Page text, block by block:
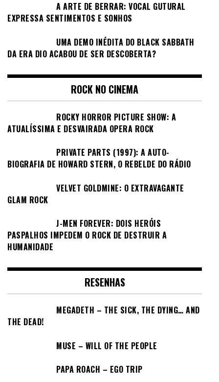
A ARTE DE BERRAR: VOCAL GUTURAL
EXPRESSA SENTIMENTOS E SONHOS
UMA DEMO INÉDITA DO BLACK SABBATH
DA ERA DIO ACABOU DE SER DESCOBERTA?
ROCK NO CINEMA
ROCKY HORROR PICTURE SHOW: A
ATUALÍSSIMA E DESVAIRADA OPERA ROCK
PRIVATE PARTS (1997): A AUTO-
BIOGRAFIA DE HOWARD STERN, O REBELDE DO RÁDIO
VELVET GOLDMINE: O EXTRAVAGANTE
GLAM ROCK
J-MEN FOREVER: DOIS HERÓIS
PASPALHOS IMPEDEM O ROCK DE DESTRUIR A
HUMANIDADE
RESENHAS
MEGADETH – THE SICK, THE DYING… AND
THE DEAD!
MUSE – WILL OF THE PEOPLE
PAPA ROACH – EGO TRIP